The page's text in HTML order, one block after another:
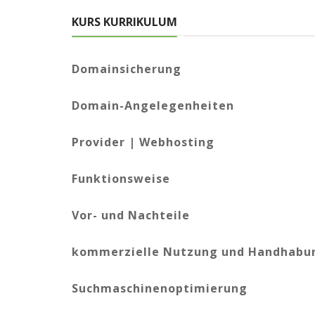
KURS KURRIKULUM
Domainsicherung
Domain-Angelegenheiten
Provider | Webhosting
Funktionsweise
Vor- und Nachteile
kommerzielle Nutzung und
Suchmaschinenoptimierung